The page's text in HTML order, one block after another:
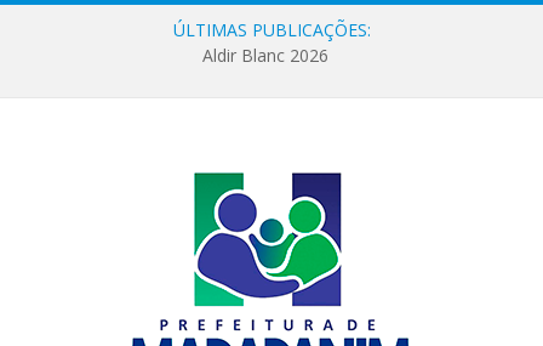
ÚLTIMAS PUBLICAÇÕES:
Aldir Blanc 2026